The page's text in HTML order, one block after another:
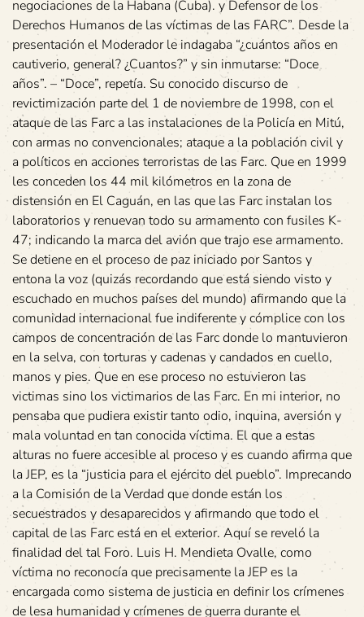
negociaciones de la Habana (Cuba). y Defensor de los
Derechos Humanos de las víctimas de las FARC”. Desde la
presentación el Moderador le indagaba “¿cuántos años en
cautiverio, general? ¿Cuantos?” y sin inmutarse: “Doce
años”. – “Doce”, repetía. Su conocido discurso de
revictimización parte del 1 de noviembre de 1998, con el
ataque de las Farc a las instalaciones de la Policía en Mitú,
con armas no convencionales; ataque a la población civil y
a políticos en acciones terroristas de las Farc. Que en 1999
les conceden los 44 mil kilómetros en la zona de
distensión en El Caguán, en las que las Farc instalan los
laboratorios y renuevan todo su armamento con fusiles K-
47; indicando la marca del avión que trajo ese armamento.
Se detiene en el proceso de paz iniciado por Santos y
entona la voz (quizás recordando que está siendo visto y
escuchado en muchos países del mundo) afirmando que la
comunidad internacional fue indiferente y cómplice con los
campos de concentración de las Farc donde lo mantuvieron
en la selva, con torturas y cadenas y candados en cuello,
manos y pies. Que en ese proceso no estuvieron las
victimas sino los victimarios de las Farc. En mi interior, no
pensaba que pudiera existir tanto odio, inquina, aversión y
mala voluntad en tan conocida víctima. El que a estas
alturas no fuere accesible al proceso y es cuando afirma que
la JEP, es la “justicia para el ejército del pueblo”. Imprecando
a la Comisión de la Verdad que donde están los
secuestrados y desaparecidos y afirmando que todo el
capital de las Farc está en el exterior. Aquí se reveló la
finalidad del tal Foro. Luis H. Mendieta Ovalle, como
víctima no reconocía que precisamente la JEP es la
encargada como sistema de justicia en definir los crímenes
de lesa humanidad y crímenes de guerra durante el